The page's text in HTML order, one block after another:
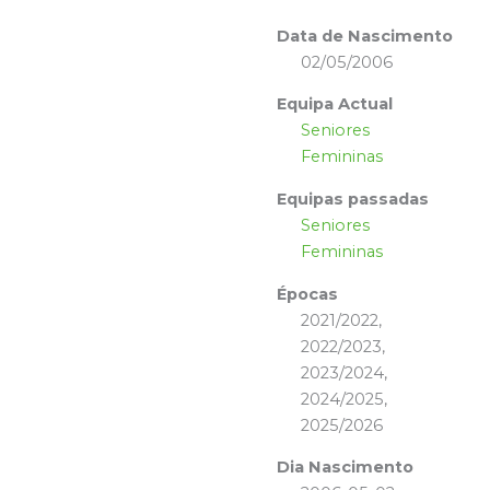
Data de Nascimento
02/05/2006
Equipa Actual
Seniores
Femininas
Equipas passadas
Seniores
Femininas
Épocas
2021/2022,
2022/2023,
2023/2024,
2024/2025,
2025/2026
Dia Nascimento